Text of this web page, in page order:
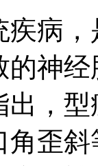
病
的神
出，
歪